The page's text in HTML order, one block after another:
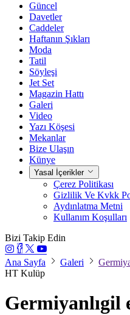
Güncel
Davetler
Caddeler
Haftanın Şıkları
Moda
Tatil
Söyleşi
Jet Set
Magazin Hattı
Galeri
Video
Yazı Köşesi
Mekanlar
Bize Ulaşın
Künye
Yasal İçerikler
Çerez Politikası
Gizlilik Ve Kvkk
Aydınlatma Metni
Kullanım Koşulları
Bizi Takip Edin
Ana Sayfa Galeri
HT Kulüp
Germiyanlıgil